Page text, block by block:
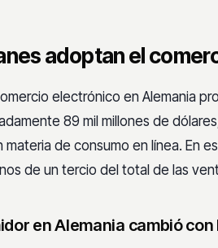
adoptan el
electrónico en Alemania
89 mil millones de
materia de consumo en línea. En
de un tercio del total de las
en Alemania cambió con